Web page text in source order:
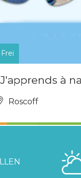
Frei
à
Roscoff